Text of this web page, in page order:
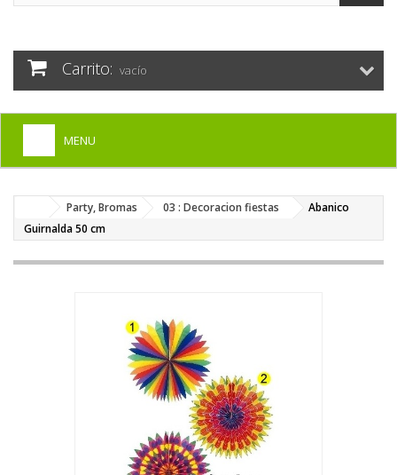
Carrito: vacío
MENU
DISFRACES PARA ADULTOS
+
PELUCAS, GORROS, CARETAS
Party, Bromas 03 : Decoracion fiestas
Abanico
Guirnalda 50 cm